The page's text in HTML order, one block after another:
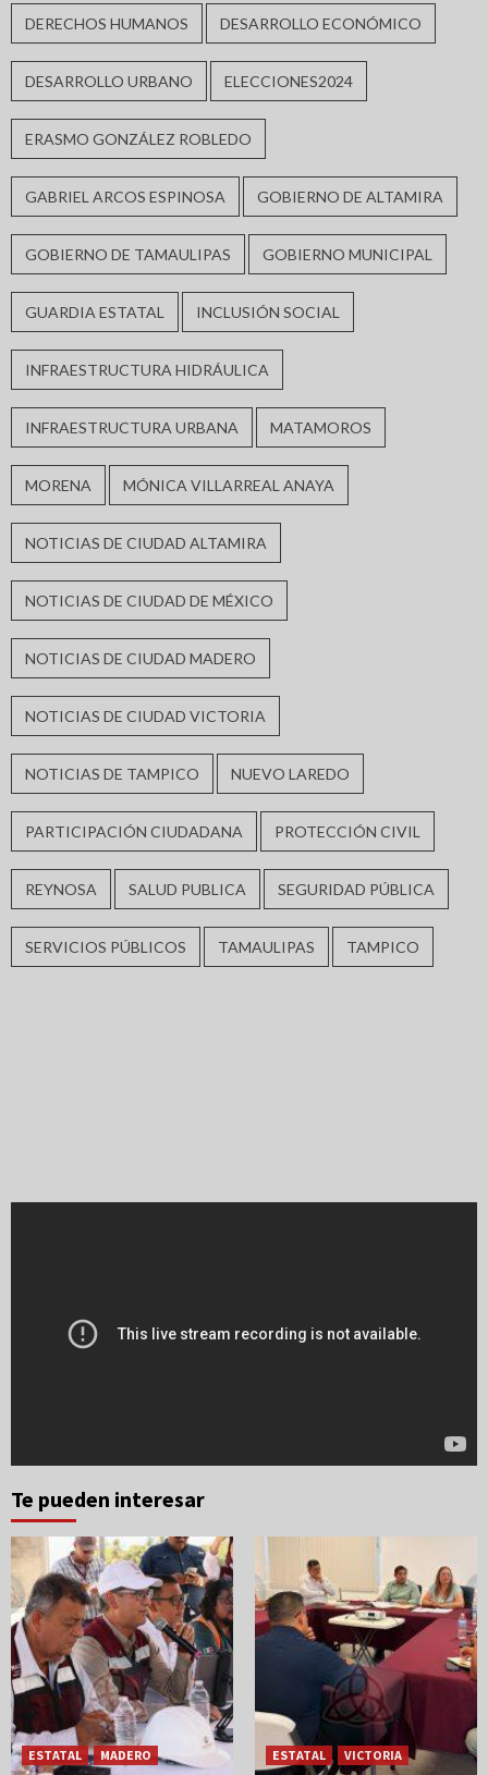
DERECHOS HUMANOS DESARROLLO ECONÓMICO
DESARROLLO URBANO ELECCIONES2024
ERASMO GONZÁLEZ ROBLEDO
GABRIEL ARCOS ESPINOSA GOBIERNO DE ALTAMIRA
GOBIERNO DE TAMAULIPAS GOBIERNO MUNICIPAL
GUARDIA ESTATAL INCLUSIÓN SOCIAL
INFRAESTRUCTURA HIDRÁULICA
INFRAESTRUCTURA URBANA MATAMOROS
MORENA MÓNICA VILLARREAL ANAYA
NOTICIAS DE CIUDAD ALTAMIRA
NOTICIAS DE CIUDAD DE MÉXICO
NOTICIAS DE CIUDAD MADERO
NOTICIAS DE CIUDAD VICTORIA
NOTICIAS DE TAMPICO NUEVO LAREDO
PARTICIPACIÓN CIUDADANA PROTECCIÓN CIVIL
REYNOSA SALUD PUBLICA SEGURIDAD PÚBLICA
SERVICIOS PÚBLICOS TAMAULIPAS TAMPICO
Te pueden interesar
ESTATAL MADERO ESTATAL VICTORIA